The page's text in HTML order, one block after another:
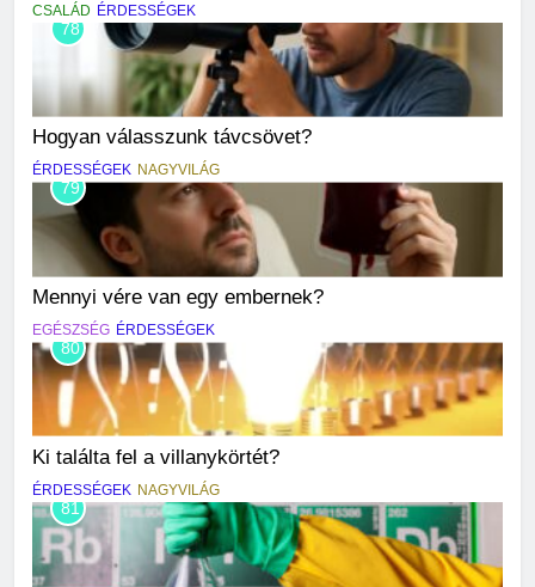
CSALÁD ÉRDESSÉGEK
78
Hogyan válasszunk távcsövet?
ÉRDESSÉGEK NAGYVILÁG
79
Mennyi vére van egy embernek?
EGÉSZSÉG ÉRDESSÉGEK
80
Ki találta fel a villanykörtét?
ÉRDESSÉGEK NAGYVILÁG
81